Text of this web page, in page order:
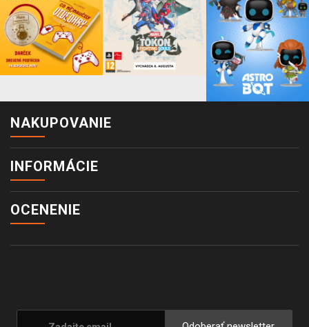
NAKUPOVANIE
INFORMÁCIE
OCENENIE